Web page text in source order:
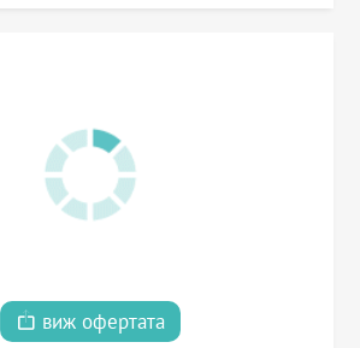
виж офертата